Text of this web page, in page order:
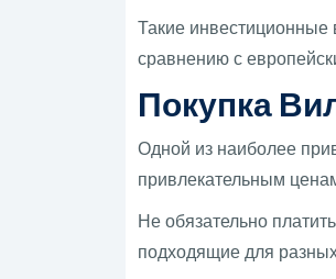
Такие инвестиционные
сравнению с
Покупка
Одной из наиболее
привлекательным
Не обязательно
подходящие для